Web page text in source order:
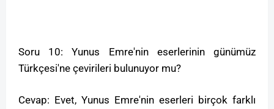
Soru 10: Yunus Emre'nin eserlerinin günümüz
Türkçesi'ne çevirileri bulunuyor mu?
Cevap: Evet, Yunus Emre'nin eserleri birçok farklı